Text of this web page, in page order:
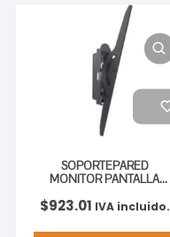
SOPORTEPARED
MONITOR PANTALLA
85″ 75KG AJUSTE
$923.01 IVA incluido.